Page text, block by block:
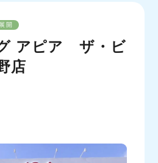
開
アピア ザ・ビ
店